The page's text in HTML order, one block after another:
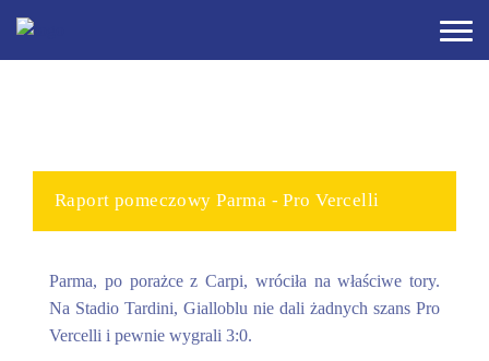
Raport pomeczowy Parma - Pro Vercelli
Parma, po porażce z Carpi, wróciła na właściwe tory.
Na Stadio Tardini, Gialloblu nie dali żadnych szans Pro
Vercelli i pewnie wygrali 3:0.